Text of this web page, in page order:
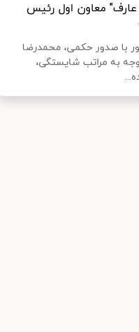
معاون اول رئیس
با صدور حکمی، محمدرضا
به مراتب شایستگی،